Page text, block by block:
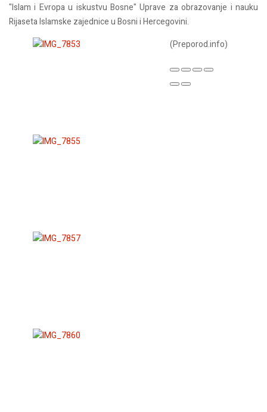
"Islam i Evropa u iskustvu Bosne" Uprave za obrazovanje i nauku
Rijaseta Islamske zajednice u Bosni i Hercegovini.
(Preporod.info)